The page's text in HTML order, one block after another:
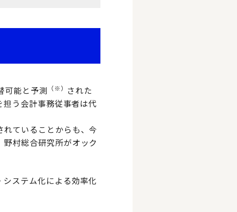
可能と予測 （※） された
う会計事務従事者は代
ていることからも、今
村総合研究所がオック
ステム化による効率化